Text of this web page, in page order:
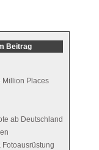
Beitrag
Million Places
ab Deutschland